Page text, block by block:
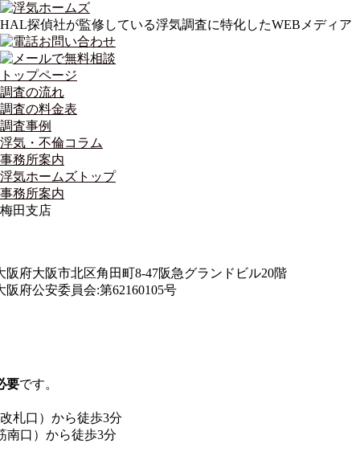
HAL探偵社が監修している浮気調査に特化したWEBメディア
トップページ
調査の流れ
調査の料金表
調査事例
浮気・不倫コラム
事務所案内
浮気ホームズトップ
事務所案内
梅田支店
阪府大阪市北区角田町8-47阪急グランドビル20階
阪府公安委員会:第62160105号
要です。
札口）から徒歩3分
南口）から徒歩3分